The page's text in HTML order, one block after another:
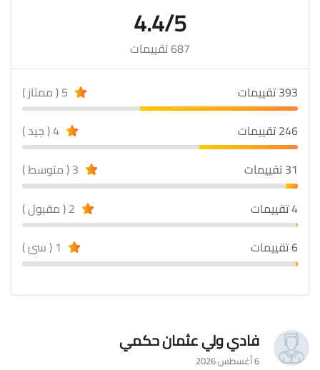
4.4/5
687 تقييمات
393 تقييمات
246 تقييمات
31 تقييمات
4 تقييمات
6 تقييمات
فادي ولي عثمان حكمي
6 أغسطس 2026